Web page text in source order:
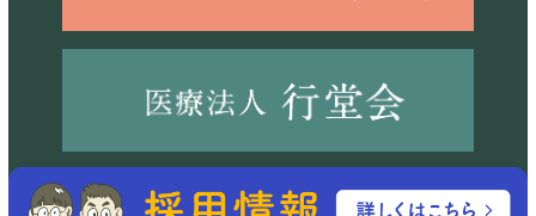
©2023 社会福祉法人経山会